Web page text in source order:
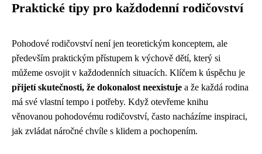
Praktické tipy pro každodenní rodičovství
Pohodové rodičovství není jen teoretickým konceptem, ale
především praktickým přístupem k výchově dětí, který si
můžeme osvojit v každodenních situacích. Klíčem k úspěchu je
přijetí skutečnosti, že dokonalost neexistuje a že každá rodina
má své vlastní tempo i potřeby. Když otevřeme knihu
věnovanou pohodovému rodičovství, často nacházíme inspiraci,
jak zvládat náročné chvíle s klidem a pochopením.